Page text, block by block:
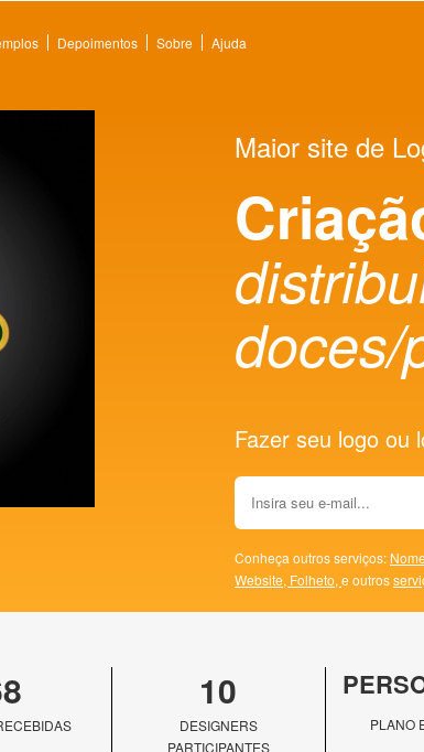
Depoimentos Sobre Ajuda
Maior site de
doces/
Fazer seu logo ou
Conheça outros serviços:
Website, Folheto, e outros
10
DESIGNERS
PARTICIPANTES
PLANO